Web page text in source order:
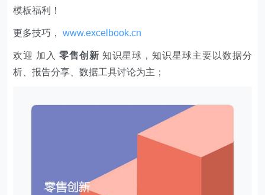
模板福利​​​​！
更多技巧，www.excelbook.cn
欢迎 加入 零售创新 知识星球，知识星球主要以数据分
析、报告分享、数据工具讨论为主；